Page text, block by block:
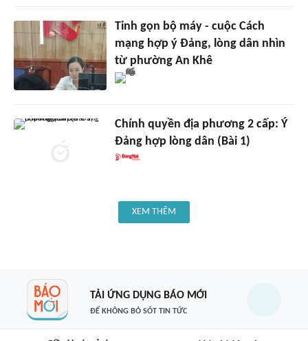
Tinh gọn bộ máy - cuộc Cách
mạng hợp ý Đảng, lòng dân nhìn
từ phường An Khê
Chính quyền địa phương 2 cấp: Ý
Đảng hợp lòng dân (Bài 1)
XEM THÊM
TẢI ỨNG DỤNG BÁO MỚI
ĐỂ KHÔNG BỎ SÓT TIN TỨC